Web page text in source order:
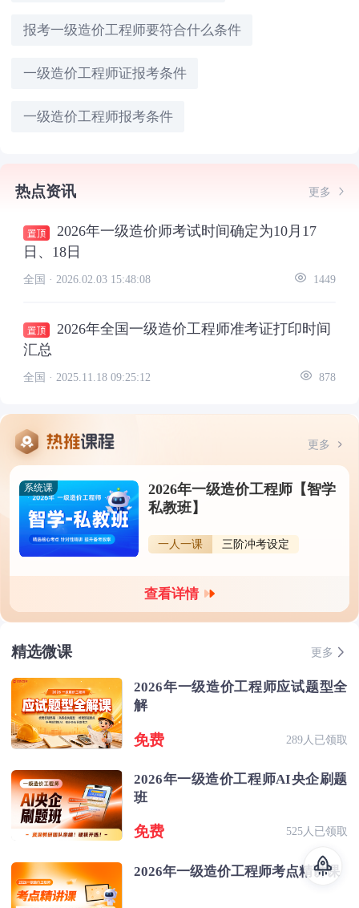
报考一级造价工程师要符合什么条件
一级造价工程师证报考条件
一级造价工程师报考条件
热点资讯 更多
2026年一级造价师考试时间确定为10月17
日、18日
全国 · 2026.02.03 15:48:08 1449
2026年全国一级造价工程师准考证打印时间
汇总
全国 · 2025.11.18 09:25:12 878
更多
系统课
2026年一级造价工程师【智学
私教班】
一人一课 三阶冲考设定
查看详情
精选微课 更多
2026年一级造价工程师应试题型全
解
免费 289人已领取
2026年一级造价工程师AI央企刷题
班
免费 525人已领取
2026年一级造价工程师考点精讲课